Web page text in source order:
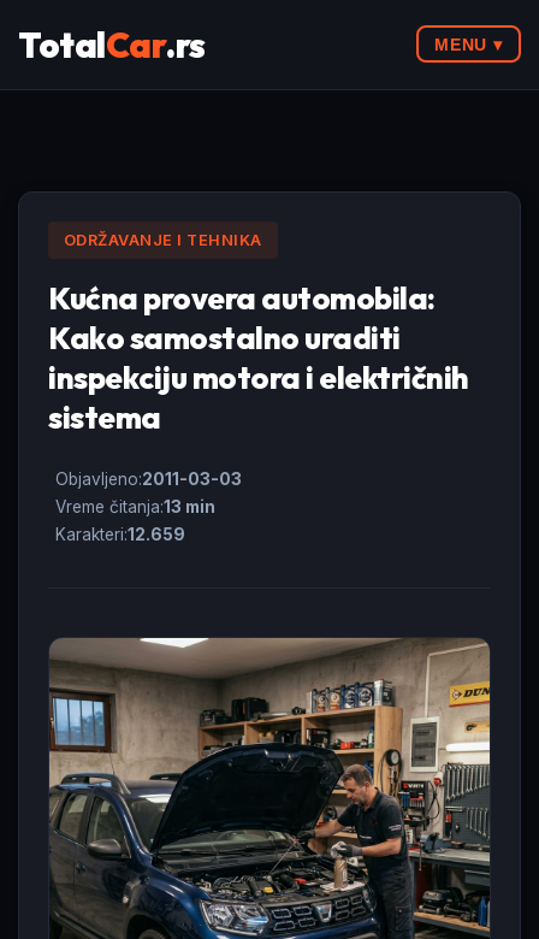
TotalCar.rs MENU ▾
ODRŽAVANJE I TEHNIKA
Kućna provera automobila:
Kako samostalno uraditi
inspekciju motora i električnih
sistema
Objavljeno:2011-03-03
Vreme čitanja:13 min
Karakteri:12.659